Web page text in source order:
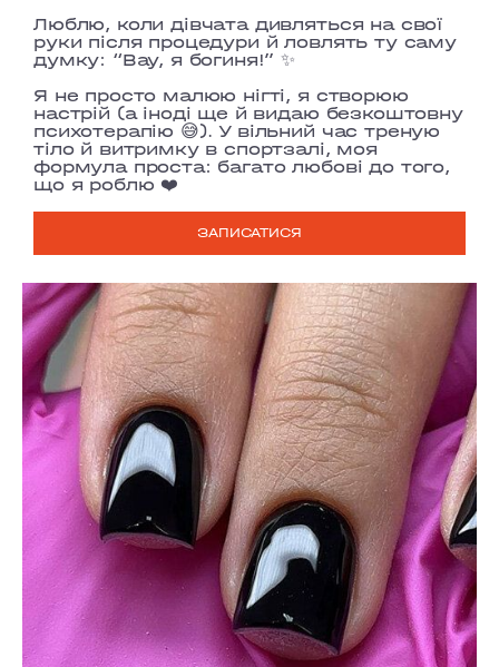
Люблю, коли дівчата дивляться на свої
руки після процедури й ловлять ту саму
думку: “Вау, я богиня!” ✨
Я не просто малюю нігті, я створюю
настрій (а іноді ще й видаю безкоштовну
психотерапію 😅). У вільний час треную
тіло й витримку в спортзалі, моя
формула проста: багато любові до того,
що я роблю ❤️
ЗАПИСАТИСЯ